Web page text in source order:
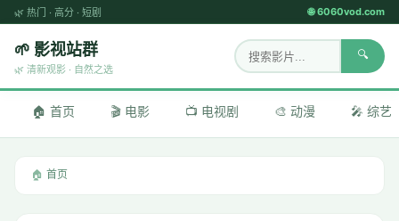
🌿 热门 · 高分 · 短剧 🌐 6060vod.com
🌱 影视站群
🌿 清新观影 · 自然之选
🔍
🏠 首页 🎬 电影 📺 电视剧 🎨 动漫 🎤 综艺
🏠 首页